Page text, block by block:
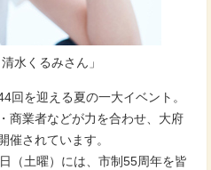
水くるみさん」
を迎える夏の一大イベント。
商業者などが力を合わせ、大府
催されています。
（土曜）には、市制55周年を皆